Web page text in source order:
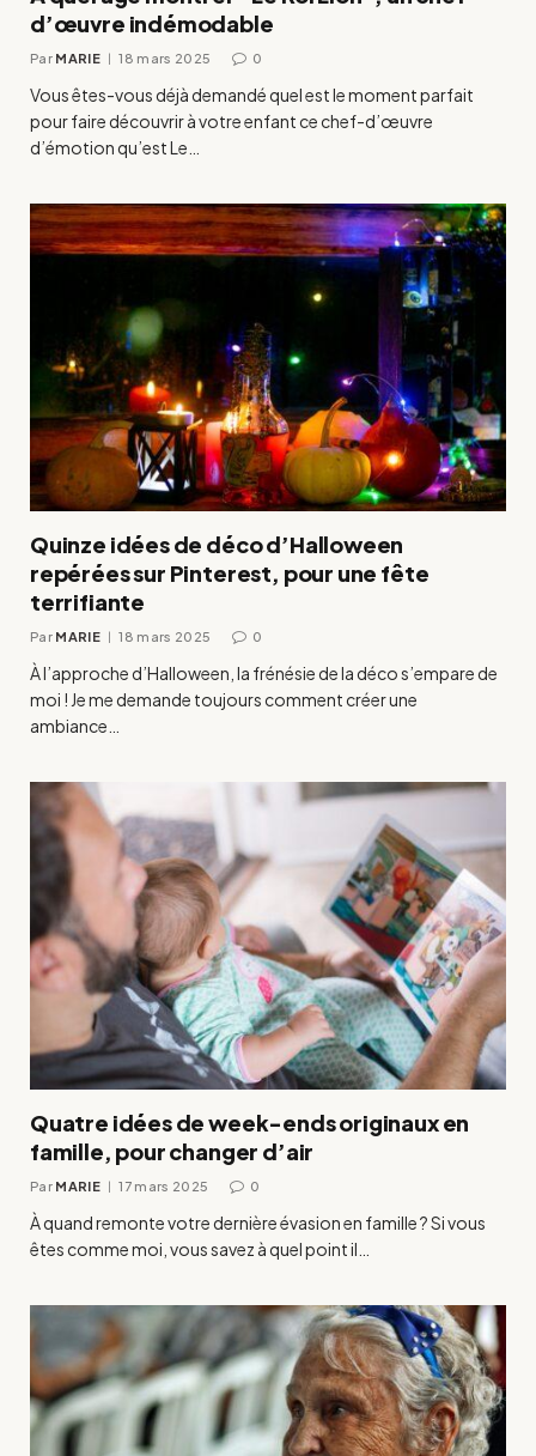
d’œuvre indémodable
Par MARIE 18 mars 2025 0
Vous êtes-vous déjà demandé quel est le moment parfait
pour faire découvrir à votre enfant ce chef-d’œuvre
d’émotion qu’est Le…
Quinze idées de déco d’Halloween
repérées sur Pinterest, pour une fête
terrifiante
Par MARIE 18 mars 2025 0
À l’approche d’Halloween, la frénésie de la déco s’empare de
moi ! Je me demande toujours comment créer une
ambiance…
Quatre idées de week-ends originaux en
famille, pour changer d’air
Par MARIE 17 mars 2025 0
À quand remonte votre dernière évasion en famille ? Si vous
êtes comme moi, vous savez à quel point il…